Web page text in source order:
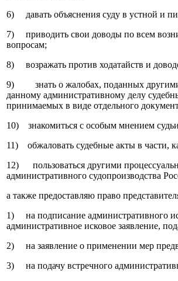
6) давать объяснения суду в устной и
7) приводить свои доводы по всем
вопросам;
8) возражать против ходатайств и
9) знать о жалобах, поданных
данному административному делу
принимаемых в виде отдельного
10) знакомиться с особым мнением
11) обжаловать судебные акты в части,
12) пользоваться другими
административного судопроизводства
а также предоставляю право
1) на подписание административного
административное исковое заявление,
2) на заявление о применении мер
3) на подачу встречного